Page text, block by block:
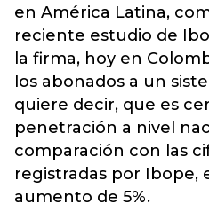
en América Latina,
reciente estudio de
la firma, hoy en
los abonados a un
quiere decir, que es
penetración a nivel
comparación con las
registradas por Ibope,
aumento de 5%.